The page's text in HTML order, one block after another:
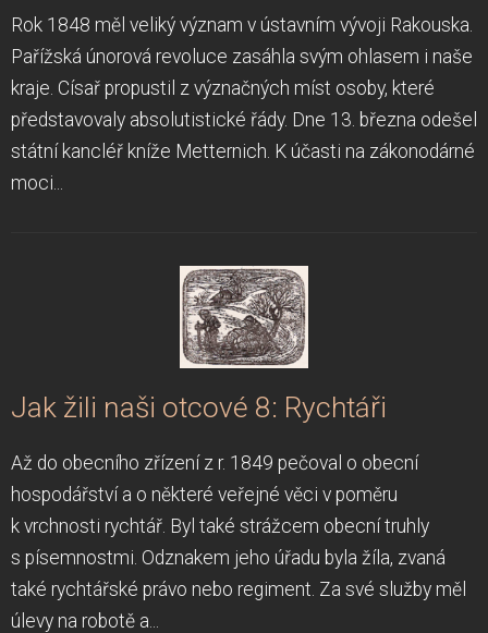
Rok 1848 měl veliký význam v ústavním vývoji Rakouska.
Pařížská únorová revoluce zasáhla svým ohlasem i naše
kraje. Císař propustil z význačných míst osoby, které
představovaly absolutistické řády. Dne 13. března odešel
státní kancléř kníže Metternich. K účasti na zákonodárné
moci...
Jak žili naši otcové 8: Rychtáři
Až do obecního zřízení z r. 1849 pečoval o obecní
hospodářství a o některé veřejné věci v poměru
k vrchnosti rychtář. Byl také strážcem obecní truhly
s písemnostmi. Odznakem jeho úřadu byla žíla, zvaná
také rychtářské právo nebo regiment. Za své služby měl
úlevy na robotě a...